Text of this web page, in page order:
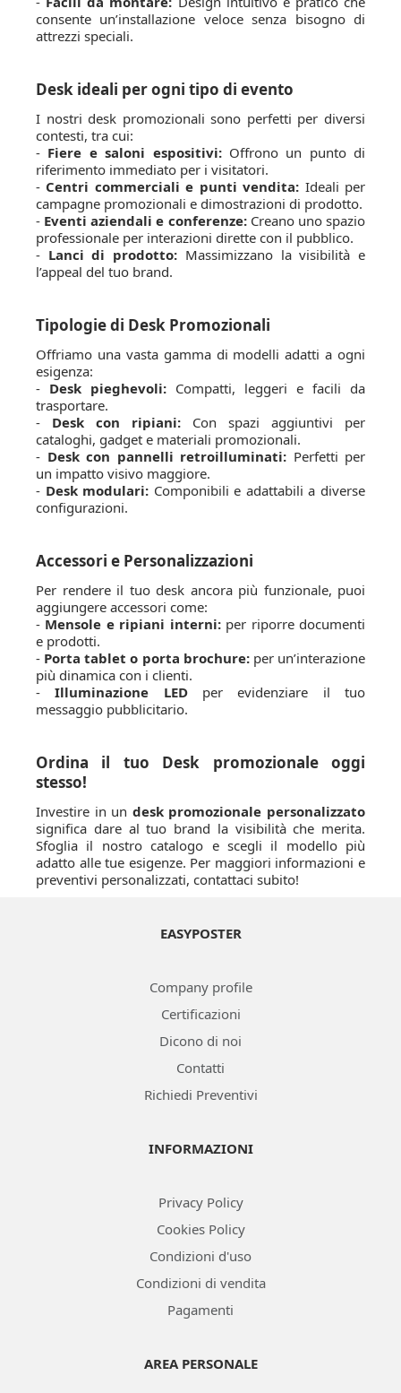
consente un’installazione veloce senza bisogno di
attrezzi speciali.
Desk ideali per ogni tipo di evento
I nostri desk promozionali sono perfetti per diversi
contesti, tra cui:
- Fiere e saloni espositivi:Offrono un punto di
riferimento immediato per i visitatori.
- Centri commerciali e punti vendita: Ideali per
campagne promozionali e dimostrazioni di prodotto.
- Eventi aziendali e conferenze:Creano uno spazio
professionale per interazioni dirette con il pubblico.
- Lanci di prodotto: Massimizzano la visibilità e
l’appeal del tuo brand.
Tipologie di Desk Promozionali
Offriamo una vasta gamma di modelli adatti a ogni
esigenza:
- Desk pieghevoli: Compatti, leggeri e facili da
trasportare.
- Desk con ripiani: Con spazi aggiuntivi per
cataloghi, gadget e materiali promozionali.
- Desk con pannelli retroilluminati: Perfetti per
un impatto visivo maggiore.
- Desk modulari: Componibili e adattabili a diverse
configurazioni.
Accessori e Personalizzazioni
Per rendere il tuo desk ancora più funzionale, puoi
aggiungere accessori come:
- Mensole e ripiani interni:per riporre documenti
e prodotti.
- Porta tablet o porta brochure:per un’interazione
più dinamica con i clienti.
-Illuminazione LEDper evidenziare il tuo
messaggio pubblicitario.
Ordina il tuo Desk promozionale oggi
stesso!
Investire in un desk promozionale personalizzato
significa dare al tuo brand la visibilità che merita.
Sfoglia il nostro catalogo e scegli il modello più
adatto alle tue esigenze. Per maggiori informazioni e
preventivi personalizzati, contattaci subito!
EASYPOSTER
Company profile
Certificazioni
Dicono di noi
Contatti
Richiedi Preventivi
INFORMAZIONI
Privacy Policy
Cookies Policy
Condizioni d'uso
Condizioni di vendita
Pagamenti
AREA PERSONALE